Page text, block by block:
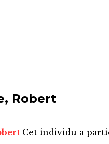
Robert
Cet individu a